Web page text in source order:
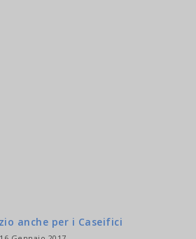
anche per i Caseifici